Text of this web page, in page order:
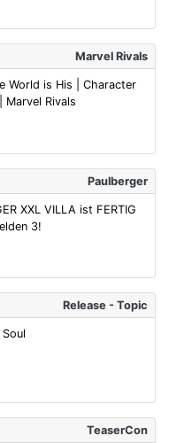
Marvel Rivals
World is His | Character
Marvel Rivals
Paulberger
XXL VILLA ist FERTIG
3!
Release - Topic
TeaserCon